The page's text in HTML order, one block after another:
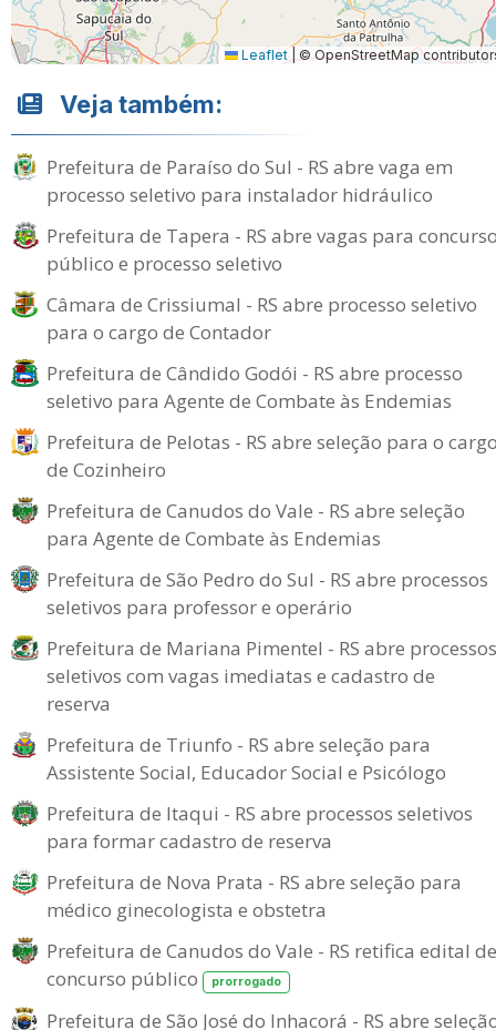
Leaflet |© OpenStreetMap
Veja também:
Prefeitura de Paraíso do Sul - RS abre vaga em
processo seletivo para instalador hidráulico
Prefeitura de Tapera - RS abre vagas para
público e processo seletivo
Câmara de Crissiumal - RS abre processo seletivo
para o cargo de Contador
Prefeitura de Cândido Godói - RS abre processo
seletivo para Agente de Combate às Endemias
Prefeitura de Pelotas - RS abre seleção para o
de Cozinheiro
Prefeitura de Canudos do Vale - RS abre seleção
para Agente de Combate às Endemias
Prefeitura de São Pedro do Sul - RS abre processos
seletivos para professor e operário
Prefeitura de Mariana Pimentel - RS abre processos
seletivos com vagas imediatas e cadastro de
reserva
Prefeitura de Triunfo - RS abre seleção para
Assistente Social, Educador Social e Psicólogo
Prefeitura de Itaqui - RS abre processos seletivos
para formar cadastro de reserva
Prefeitura de Nova Prata - RS abre seleção para
médico ginecologista e obstetra
Prefeitura de Canudos do Vale - RS retifica edital de
concurso público
prorrogado
Prefeitura de São José do Inhacorá - RS abre